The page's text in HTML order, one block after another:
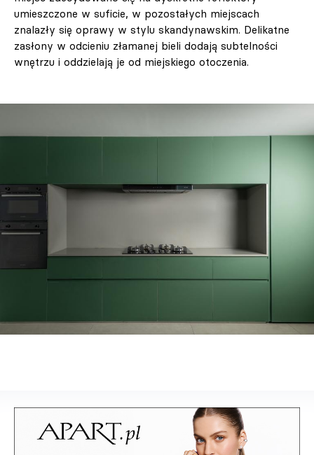
umieszczone w suficie, w pozostałych miejscach
znalazły się oprawy w stylu skandynawskim. Delikatne
zasłony w odcieniu złamanej bieli dodają subtelności
wnętrzu i oddzielają je od miejskiego otoczenia.